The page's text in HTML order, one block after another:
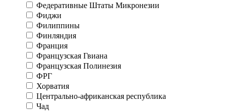
Федеративные Штаты Микронезии
Фиджи
Филиппины
Финляндия
Франция
Французская Гвиана
Французская Полинезия
ФРГ
Хорватия
Центрально-африканская республика
Чад